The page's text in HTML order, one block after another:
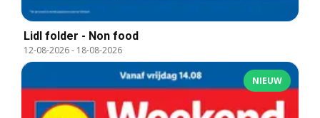
Lidl folder - Non food
12-08-2026- 18-08-2026
NIEUW